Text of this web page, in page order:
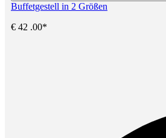
Buffetgestell in 2 Größen
€ 42 .00*